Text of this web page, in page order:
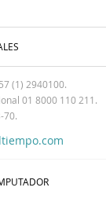
(1) 2940100.
01 8000 110 211.
70.